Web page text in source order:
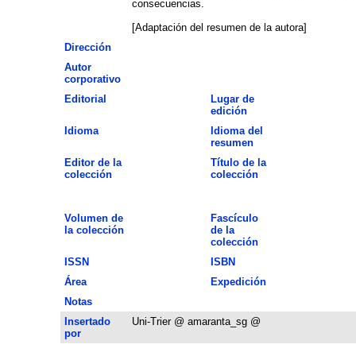
consecuencias.
[Adaptación del resumen de la autora]
Dirección
Autor
corporativo
Editorial
Lugar de
edición
Idioma
Idioma del
resumen
Editor de la
colección
Título de la
colección
Volumen de
la colección
Fascículo
de la
colección
ISSN ISBN
Área
Expedición
Notas
Insertado
por
Uni-Trier @ amaranta_sg @